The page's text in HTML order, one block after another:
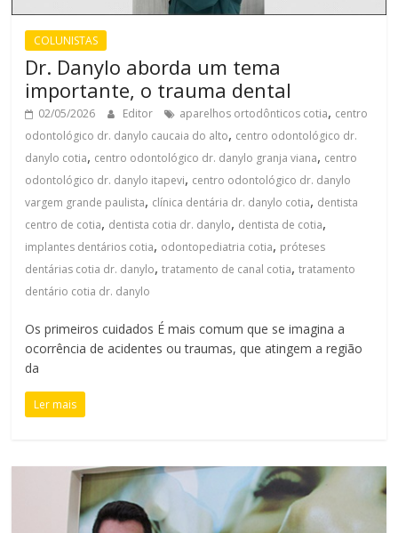
COLUNISTAS
Dr. Danylo aborda um tema
importante, o trauma dental
02/05/2026 Editor aparelhos ortodônticos cotia, centro
odontológico dr. danylo caucaia do alto, centro odontológico dr.
danylo cotia, centro odontológico dr. danylo granja viana, centro
odontológico dr. danylo itapevi, centro odontológico dr. danylo
vargem grande paulista, clínica dentária dr. danylo cotia, dentista
centro de cotia, dentista cotia dr. danylo, dentista de cotia,
implantes dentários cotia, odontopediatria cotia, próteses
dentárias cotia dr. danylo,tratamento de canal cotia,tratamento
dentário cotia dr. danylo
Os primeiros cuidados É mais comum que se imagina a
ocorrência de acidentes ou traumas, que atingem a região
da
Ler mais